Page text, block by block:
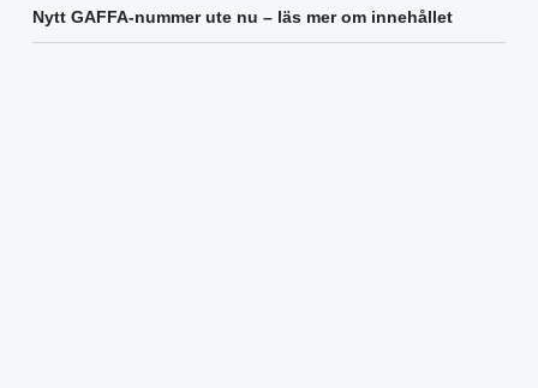
Nytt GAFFA-nummer ute nu – läs mer om innehållet